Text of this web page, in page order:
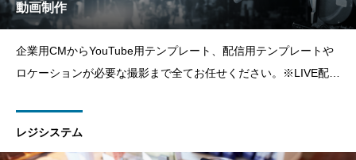
動画制作
企業用CMからYouTube用テンプレート、配信用テンプレートや
ロケーションが必要な撮影まで全てお任せください。※LIVE配信
レジシステム